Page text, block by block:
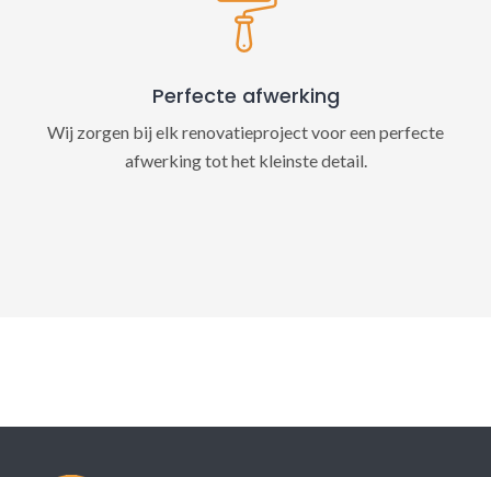
Perfecte afwerking
Wij zorgen bij elk renovatieproject voor een perfecte
afwerking tot het kleinste detail.